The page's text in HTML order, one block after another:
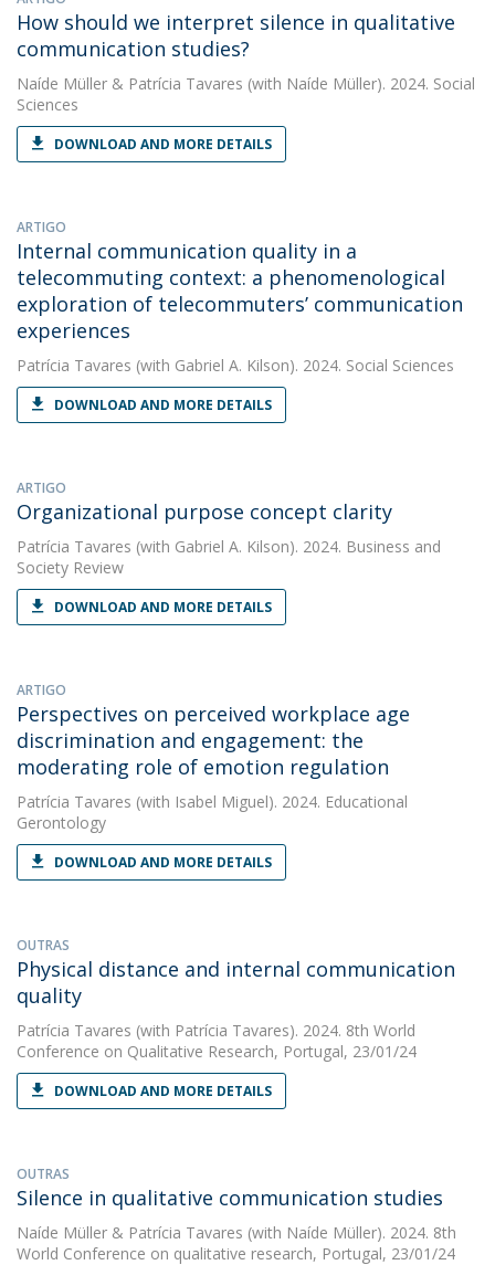
How should we interpret silence in qualitative
communication studies?
Naíde Müller & Patrícia Tavares (with Naíde Müller). 2024. Social
Sciences
DOWNLOAD AND MORE DETAILS
ARTIGO
Internal communication quality in a
telecommuting context: a phenomenological
exploration of telecommuters’ communication
experiences
Patrícia Tavares (with Gabriel A. Kilson). 2024. Social Sciences
DOWNLOAD AND MORE DETAILS
ARTIGO
Organizational purpose concept clarity
Patrícia Tavares (with Gabriel A. Kilson). 2024. Business and
Society Review
DOWNLOAD AND MORE DETAILS
ARTIGO
Perspectives on perceived workplace age
discrimination and engagement: the
moderating role of emotion regulation
Patrícia Tavares (with Isabel Miguel). 2024. Educational
Gerontology
DOWNLOAD AND MORE DETAILS
OUTRAS
Physical distance and internal communication
quality
Patrícia Tavares (with Patrícia Tavares). 2024. 8th World
Conference on Qualitative Research, Portugal, 23/01/24
DOWNLOAD AND MORE DETAILS
OUTRAS
Silence in qualitative communication studies
Naíde Müller & Patrícia Tavares (with Naíde Müller). 2024. 8th
World Conference on qualitative research, Portugal, 23/01/24